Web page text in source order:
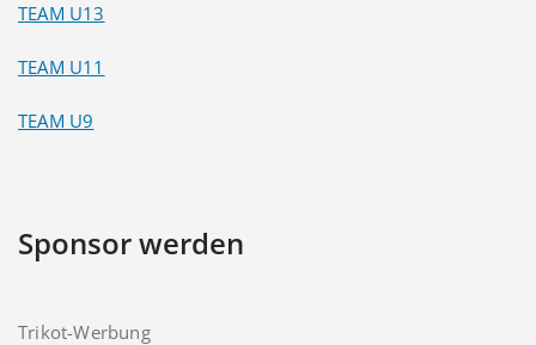
TEAM U13
TEAM U11
TEAM U9
Sponsor werden
Trikot-Werbung